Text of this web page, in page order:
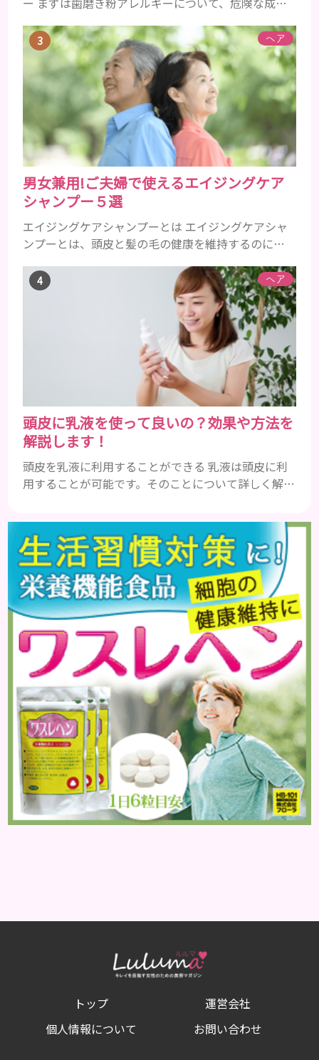
まれるアレルギーを起こすおそれのある成分 まず、
普段お使いの歯磨き粉に含まれているどの成分にア
レルギーを引き起こすおそれがあるのかを説明しま
すね。 •フッ素･･･歯の表面のエナメルを守り強くし
たり、虫歯と防ぐ働きを持つ成分 •香味料 ･･･歯磨き
粉の風味や爽...
ヘア
男女兼用!ご夫婦で使えるエイジングケア
シャンプー５選
エイジングケアシャンプーとは エイジングケアシャ
ンプーとは、頭皮と髪の毛の健康を維持するのに必
シャンプーのことです。 加齢とともに気になるの
は、髪のボリュームやハリやコシ、ツヤなどがなく
なってくることや、抜け毛や薄毛、白髪など様々で
す。 自分の改善したい症状に効果的なエイジングケ
アシャンプーを使うことが大事です。 一般的に頭皮
環境をよくするには、アミノ...
ヘア
頭皮に乳液を使って良いの？効果や方法を
解説します！
頭皮を乳液に利用することができる 乳液は頭皮に利
用することが可能です。そのことについて詳しく解説
まれた化粧品 乳液とは水分と油分がバランスよく配
合されている化粧品のことです。 化粧水はその成分
のほとんどが水分ですが、乳液には油分が含まれて
いる点が違いといえます。 また、乳液との違いが曖
昧なものとしてローションがあり、ローションにも油
分が豊富に含まれて...
トップ
運営会社
個人情報について
お問い合わせ